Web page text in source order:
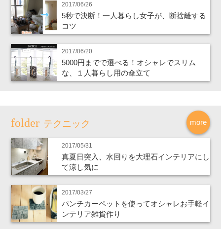
2017/06/26
5秒で決断！一人暮らし女子が、断捨離する
コツ
2017/06/20
5000円までで選べる！オシャレでスリム
な、１人暮らし用の傘立て
more
テクニック
2017/05/31
真夏日突入、水回りを大理石インテリアにし
て涼し気に
2017/03/27
パンチカーペットを使ってオシャレお手軽イ
ンテリア雑貨作り